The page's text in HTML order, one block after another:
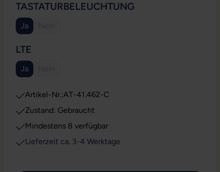
TASTATURBELEUCHTUNG
Ja
LTE
Ja
Artikel-Nr.:AT-41.462-C
Zustand: Gebraucht
Mindestens 8 verfügbar
Lieferzeit ca. 3-4 Werktage